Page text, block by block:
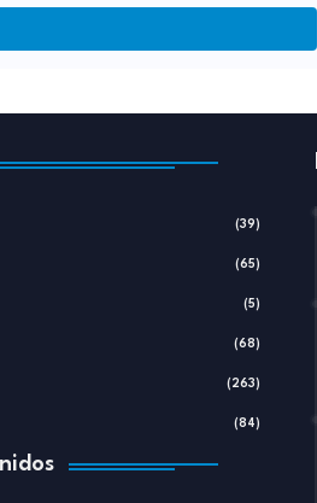
(39)
(65)
(5)
(68)
(263)
(84)